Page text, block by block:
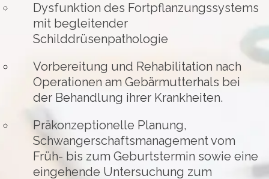
Dysfunktion des Fortpflanzungssystems
mit begleitender
Schilddrüsenpathologie
Vorbereitung und Rehabilitation nach
Operationen am Gebärmutterhals bei
der Behandlung ihrer Krankheiten.
Präkonzeptionelle Planung,
Schwangerschaftsmanagement vom
Früh- bis zum Geburtstermin sowie eine
eingehende Untersuchung zum